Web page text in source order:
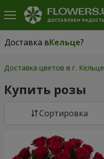
Доставка вКельце?
Доставка вКельце|
Доставка цветов в г. Кельце
Купить розы
Cортировка